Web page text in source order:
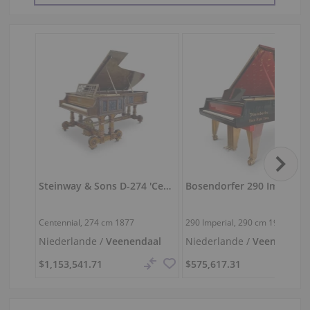
Steinway & Sons D-274 'Centennial' — seltener Museumsflügel
Centennial, 274 cm 1877
Niederlande / Veenendaal
$1,153,541.71
290 Imperial, 290 cm 1993
Niederlande / Veenendaal
$575,617.31